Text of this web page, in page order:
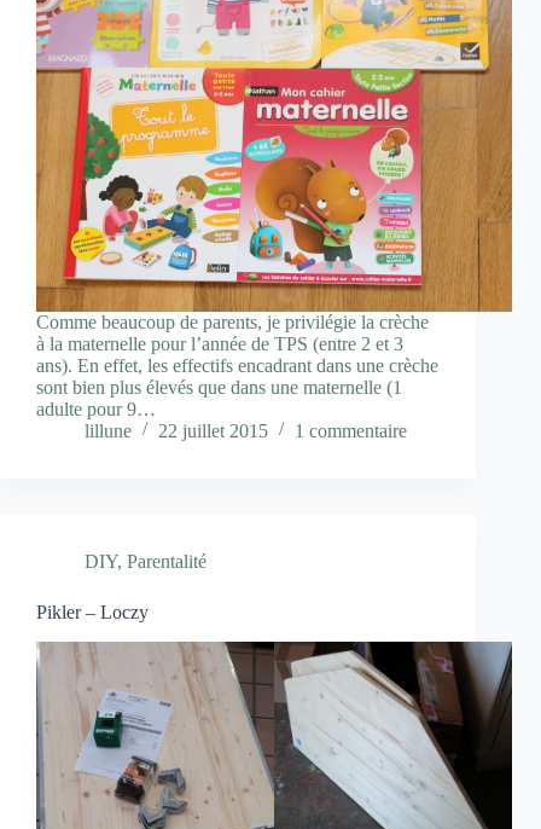
Comme beaucoup de parents, je privilégie la crèche
à la maternelle pour l’année de TPS (entre 2 et 3
ans). En effet, les effectifs encadrant dans une crèche
sont bien plus élevés que dans une maternelle (1
adulte pour 9…
lillune
22 juillet 2015 1 commentaire
DIY, Parentalité
Pikler – Loczy